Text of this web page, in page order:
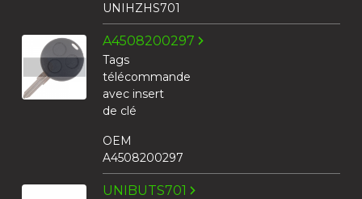
UNIHZHS701
A4508200297
Tags
télécommande
avec insert
de clé
OEM
A4508200297
UNIBUTS701